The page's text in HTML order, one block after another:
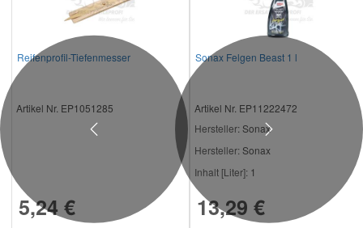
Reifenprofil-Tiefenmesser
Artikel Nr. EP1051285
5,24 €
Sonax Felgen Beast 1 l
Artikel Nr. EP11222472
Hersteller: Sonax
Hersteller: Sonax
Inhalt [Liter]: 1
13,29 €
Previous Next